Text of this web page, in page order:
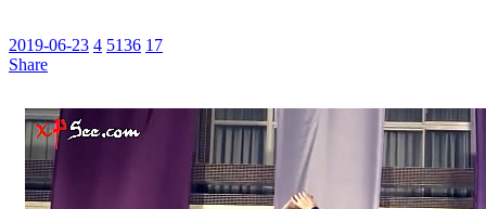
2019-06-23 4 5136 17
Share